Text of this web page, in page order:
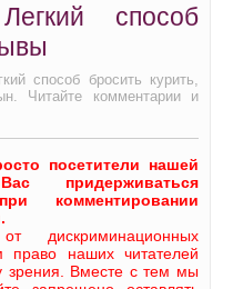
способ
способ бросить курить,
Читайте комментарии и
посетители нашей
придерживаться
комментировании
дискриминационных
наших читателей
зрения. Вместе с тем мы